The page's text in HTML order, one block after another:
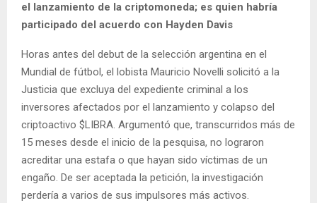
el lanzamiento de la criptomoneda; es quien habría
participado del acuerdo con Hayden Davis
Horas antes del debut de la selección argentina en el
Mundial de fútbol, el lobista Mauricio Novelli solicitó a la
Justicia que excluya del expediente criminal a los
inversores afectados por el lanzamiento y colapso del
criptoactivo $LIBRA. Argumentó que, transcurridos más de
15 meses desde el inicio de la pesquisa, no lograron
acreditar una estafa o que hayan sido víctimas de un
engaño. De ser aceptada la petición, la investigación
perdería a varios de sus impulsores más activos.